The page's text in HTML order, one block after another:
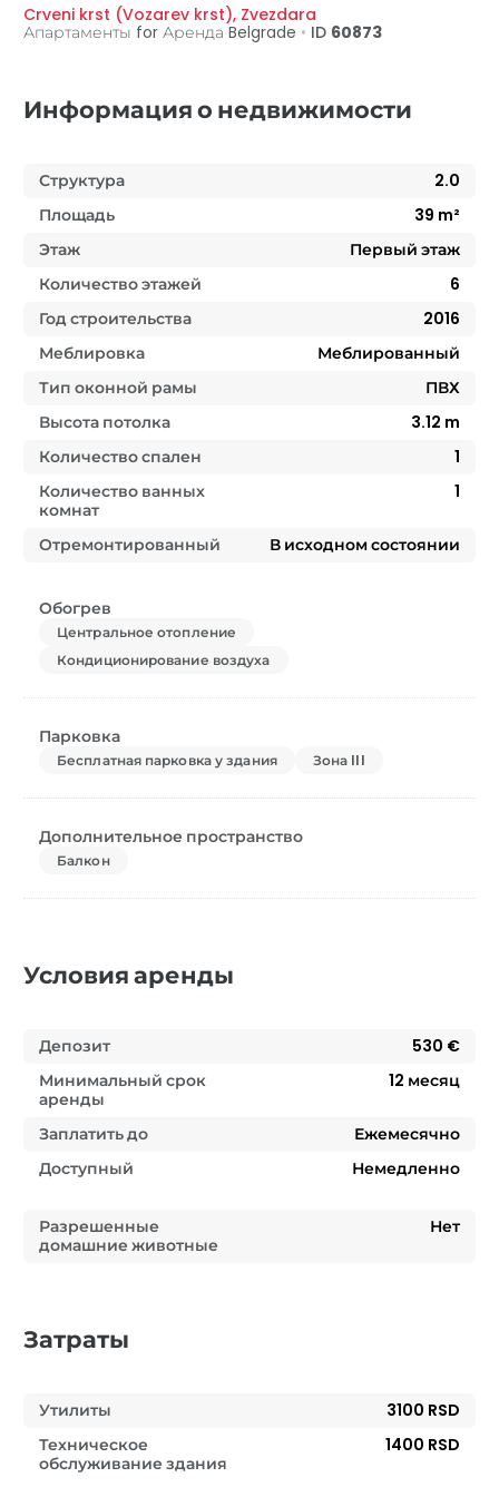
Crveni krst (Vozarev krst), Zvezdara
Апартаменты for Аренда Belgrade • ID 60873
Информация о недвижимости
Структура
2.0
Площадь
39 m²
Этаж
Первый этаж
Количество этажей
6
Год строительства
2016
Меблировка
Меблированный
Тип оконной рамы
ПВХ
Высота потолка
3.12 m
Количество спален
1
Количество ванных
комнат
1
Отремонтированный В исходном состоянии
Обогрев
Центральное отопление
Кондиционирование воздуха
Парковка
Бесплатная парковка у здания Зона III
Дополнительное пространство
Балкон
Условия аренды
Депозит
530 €
Минимальный срок
аренды
12 месяц
Заплатить до
Ежемесячно
Доступный
Немедленно
Разрешенные
домашние животные
Нет
Затраты
Утилиты
3100 RSD
Техническое
обслуживание здания
1400 RSD